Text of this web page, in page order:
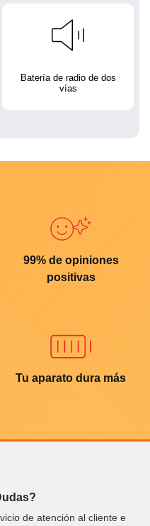
Batería de radio de dos
vías
99% de opiniones
positivas
Tu aparato dura más
de atención al cliente e